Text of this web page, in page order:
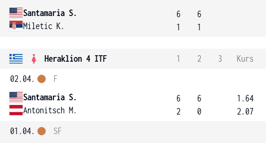
Santamaria S.
Miletic K.
6
1
6
1
Heraklion 4 ITF 1 2 3
Kurs
02.04.
Santamaria S.
Antonitsch M.
F
6
2
6
0
1.64
2.07
01.04.
SF